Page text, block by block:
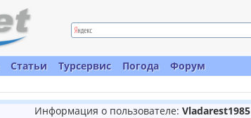
Статьи Турсервис Погода Форум
Информация о пользователе: Vladarest1985